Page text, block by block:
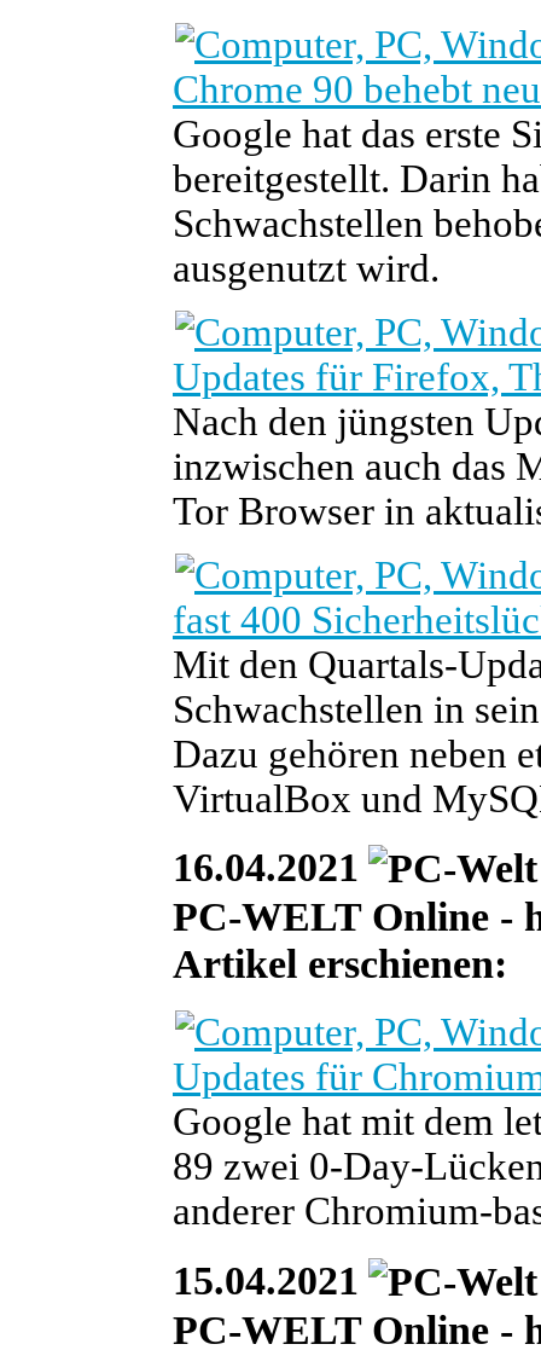
Chrome 90 behebt
Google hat das erste
bereitgestellt. Darin
Schwachstellen
ausgenutzt wird.
Updates für Firefox,
Nach den jüngsten
inzwischen auch das
Tor Browser in
fast 400
Mit den Quartals-
Schwachstellen in
Dazu gehören neben
VirtualBox und
16.04.2021
PC-WELT Online -
Artikel erschienen:
Updates für
Google hat mit dem
89 zwei 0-Day-
anderer Chromium-
15.04.2021
PC-WELT Online -